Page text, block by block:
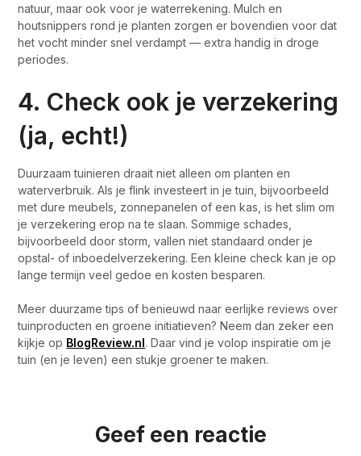
natuur, maar ook voor je waterrekening. Mulch en
houtsnippers rond je planten zorgen er bovendien voor dat
het vocht minder snel verdampt — extra handig in droge
periodes.
4. Check ook je verzekering
(ja, echt!)
Duurzaam tuinieren draait niet alleen om planten en
waterverbruik. Als je flink investeert in je tuin, bijvoorbeeld
met dure meubels, zonnepanelen of een kas, is het slim om
je verzekering erop na te slaan. Sommige schades,
bijvoorbeeld door storm, vallen niet standaard onder je
opstal- of inboedelverzekering. Een kleine check kan je op
lange termijn veel gedoe en kosten besparen.
Meer duurzame tips of benieuwd naar eerlijke reviews over
tuinproducten en groene initiatieven? Neem dan zeker een
kijkje op BlogReview.nl. Daar vind je volop inspiratie om je
tuin (en je leven) een stukje groener te maken.
Geef een reactie